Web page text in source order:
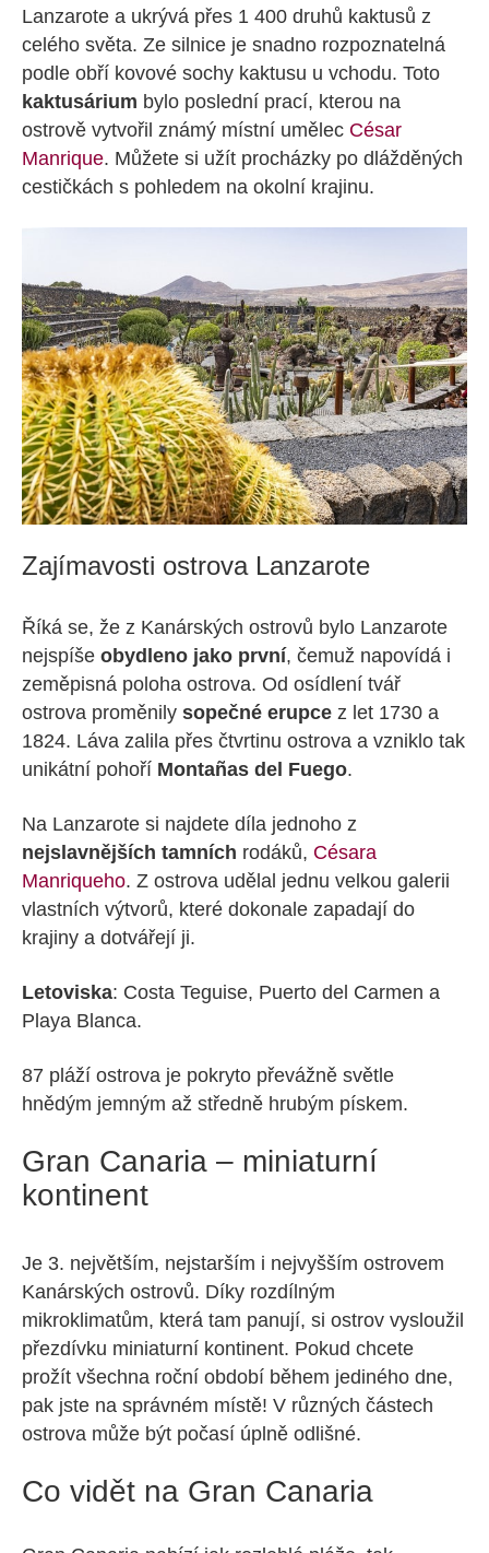
Lanzarote a ukrývá přes 1 400 druhů kaktusů z
celého světa. Ze silnice je snadno rozpoznatelná
podle obří kovové sochy kaktusu u vchodu. Toto
kaktusárium bylo poslední prací, kterou na
ostrově vytvořil známý místní umělec César
Manrique. Můžete si užít procházky po dlážděných
cestičkách s pohledem na okolní krajinu.
Zajímavosti ostrova Lanzarote
Říká se, že z Kanárských ostrovů bylo Lanzarote
nejspíše obydleno jako první, čemuž napovídá i
zeměpisná poloha ostrova. Od osídlení tvář
ostrova proměnily sopečné erupce z let 1730 a
1824. Láva zalila přes čtvrtinu ostrova a vzniklo tak
unikátní pohoří Montañas del Fuego.
Na Lanzarote si najdete díla jednoho z
nejslavnějších tamních rodáků, Césara
Manriqueho. Z ostrova udělal jednu velkou galerii
vlastních výtvorů, které dokonale zapadají do
krajiny a dotvářejí ji.
Letoviska: Costa Teguise, Puerto del Carmen a
Playa Blanca.
87 pláží ostrova je pokryto převážně světle
hnědým jemným až středně hrubým pískem.
Gran Canaria – miniaturní
kontinent
Je 3. největším, nejstarším i nejvyšším ostrovem
Kanárských ostrovů. Díky rozdílným
mikroklimatům, která tam panují, si ostrov vysloužil
přezdívku miniaturní kontinent. Pokud chcete
prožít všechna roční období během jediného dne,
pak jste na správném místě! V různých částech
ostrova může být počasí úplně odlišné.
Co vidět na Gran Canaria